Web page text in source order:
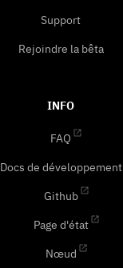
Support
Rejoindre la bêta
INFO
FAQ
Docs de développement
Github
Page d'état
Nœud